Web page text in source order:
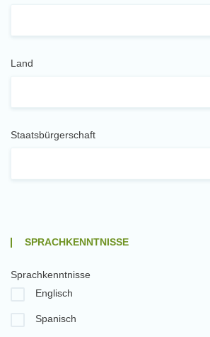
Land
Staatsbürgerschaft
SPRACHKENNTNISSE
Sprachkenntnisse
Englisch
Spanisch